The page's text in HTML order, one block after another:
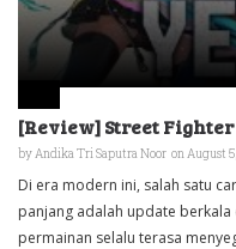
[Review] Street Fighter
byAndika Tri Saputra Noor on August
Di era modern ini, salah satu
panjang adalah update
permainan selalu terasa